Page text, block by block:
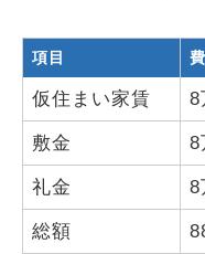
項目
仮住まい家賃 8
敷金 8
礼金 8
総額